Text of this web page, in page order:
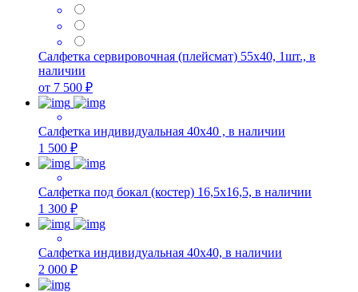
Салфетка сервировочная (плейсмат) 55х40, 1шт., в
наличии
от 7 500 ₽
Салфетка индивидуальная 40х40 , в наличии
1 500 ₽
Салфетка под бокал (костер) 16,5х16,5, в наличии
1 300 ₽
Салфетка индивидуальная 40х40, в наличии
2 000 ₽